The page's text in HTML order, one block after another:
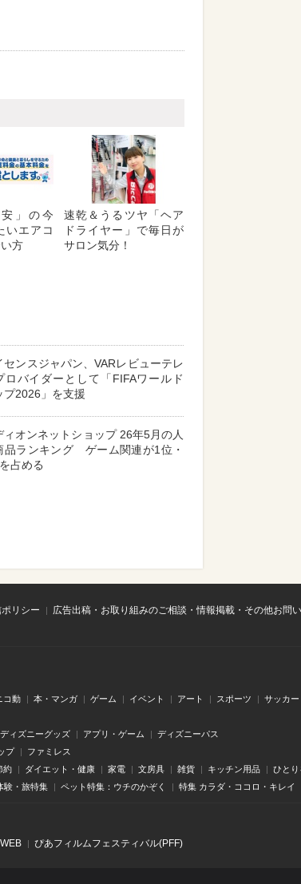
」の今
いエアコ
方
速乾＆うるツヤ「ヘア
ドライヤー」で毎日が
サロン気分！
センスジャパン、VARレビューテレ
ロバイダーとして「FIFAワールド
プ2026」を支援
ィオンネットショップ 26年5月の人
品ランキング ゲーム関連が1位・
占める
リシー
広告出稿・お取り組みのご相談・情報掲載・その他お問
コ動 本・マンガ ゲーム イベント アート スポーツ サッカー
ディズニーグッズ アプリ・ゲーム ディズニーパス
プ ファミレス
約 ダイエット・健康 家電 文房具 雑貨 キッチン用品 ひと
験・旅特集 ペット特集：ウチのかぞく 特集 カラダ・ココロ・キレイ
ぴあフィルムフェスティバル(PFF)